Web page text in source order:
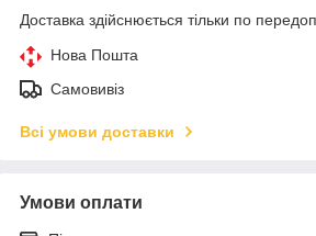
Доставка здійснюється тільки по
Нова Пошта
Самовивіз
Всі умови доставки
Умови оплати